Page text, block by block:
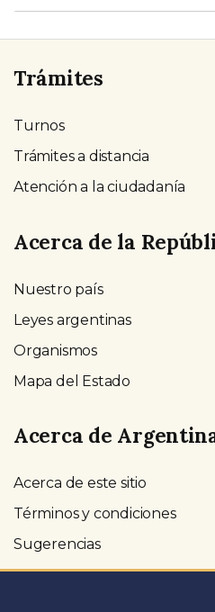
Trámites
Turnos
Trámites a distancia
Atención a la ciudadanía
Acerca de la
Nuestro país
Leyes argentinas
Organismos
Mapa del Estado
Acerca de
Acerca de este sitio
Términos y condiciones
Sugerencias